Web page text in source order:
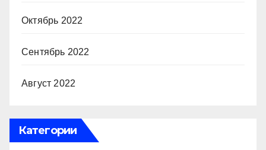
Октябрь 2022
Сентябрь 2022
Август 2022
Категории